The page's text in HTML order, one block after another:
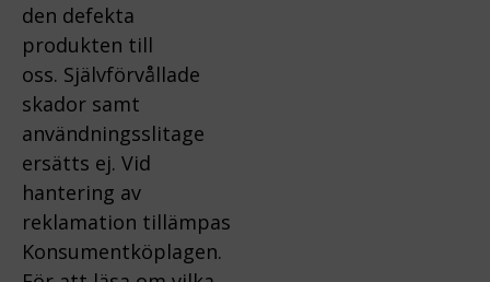
den defekta
produkten till
oss. Självförvållade
skador samt
användningsslitage
ersätts ej. Vid
hantering av
reklamation tillämpas
Konsumentköplagen.